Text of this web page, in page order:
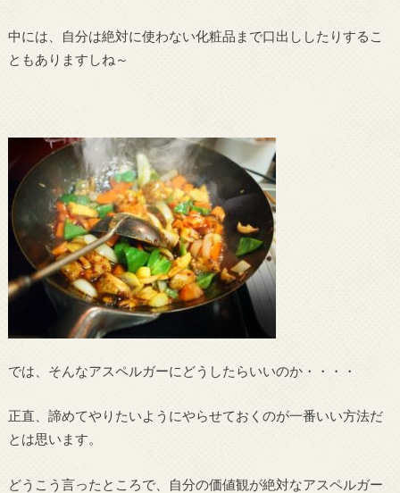
中には、自分は絶対に使わない化粧品まで口出ししたりするこ
ともありますしね～
では、そんなアスペルガーにどうしたらいいのか・・・・
正直、諦めてやりたいようにやらせておくのが一番いい方法だ
とは思います。
どうこう言ったところで、自分の価値観が絶対なアスペルガー